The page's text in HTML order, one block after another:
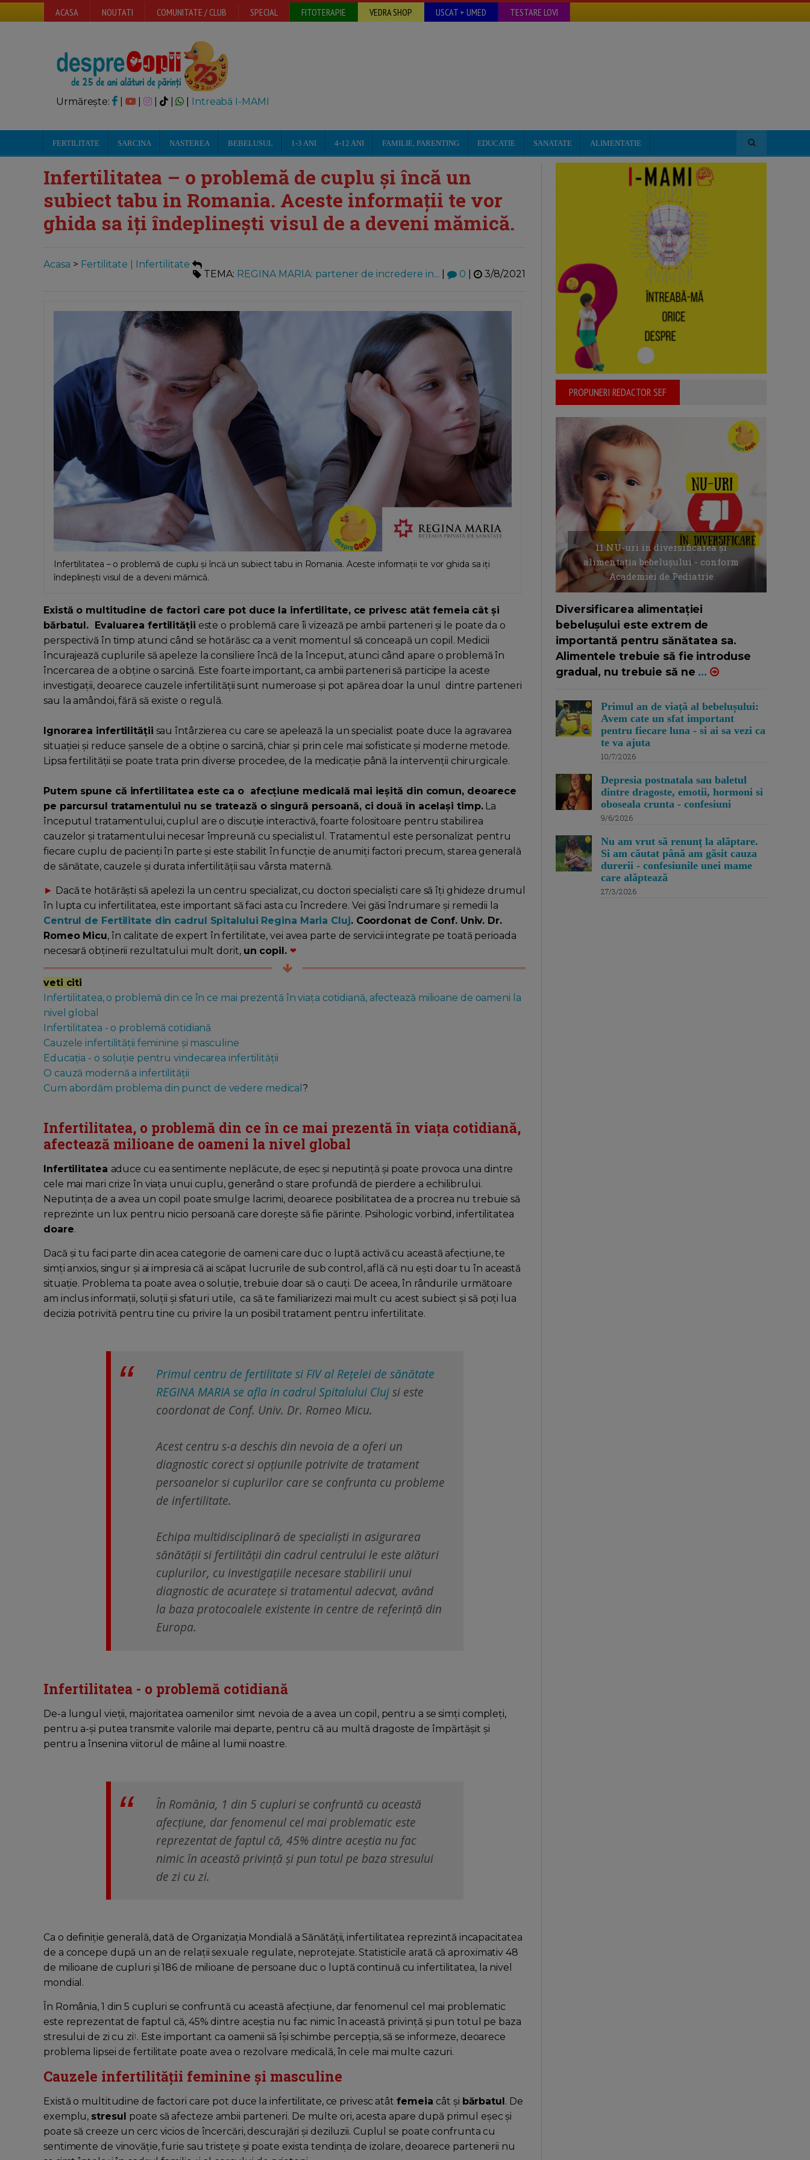
ACASA NOUTATI COMUNITATE / CLUB SPECIAL FITOTERAPIE VEDRA SHOP USCAT + UMED TESTARE LOVI
Urmărește: | | Intreabă I-MAMI
FERTILITATE SARCINA NASTEREA BEBELUSUL 1-3 ANI 4-12 ANI FAMILIE, PARENTING EDUCATIE SANATATE ALIMENTATIE
Infertilitatea – o problemă de cuplu și încă un
subiect tabu in Romania. Aceste informații te vor
ghida sa iți îndeplinești visul de a deveni mămică.
Acasa > Fertilitate | Infertilitate
TEMA: REGINA MARIA: partener de incredere in... 0 3/8/2021
Infertilitatea – o problemă de cuplu și încă un subiect tabu in Romania. Aceste informații te vor ghida sa iți
îndeplinești visul de a deveni mămică.
Există o multitudine de factori care pot duce la infertilitate, ce privesc atât femeia cât și
bărbatul.
Evaluarea fertilității este o problemă care îi vizează pe ambii parteneri și le poate da o
perspectivă în timp atunci când se hotărăsc ca a venit momentul să conceapă un copil. Medicii
încurajează cuplurile să apeleze la consiliere încă de la început, atunci când apare o problemă în
încercarea de a obține o sarcină. Este foarte important, ca ambii parteneri să participe la aceste
investigații, deoarece cauzele infertilității sunt numeroase și pot apărea doar la unul dintre parteneri
sau la amândoi, fără să existe o regulă.
Ignorarea infertilității sau întârzierea cu care se apelează la un specialist poate duce la agravarea
situației și reduce șansele de a obține o sarcină, chiar și prin cele mai sofisticate și moderne metode.
Lipsa fertilității se poate trata prin diverse procedee, de la medicație până la intervenții chirurgicale.
Putem spune că infertilitatea este ca o afecțiune medicală mai ieșită din comun, deoarece
pe parcursul tratamentului nu se tratează o singură persoană, ci două în același timp.La
începutul tratamentului, cuplul are o discuție interactivă, foarte folositoare pentru stabilirea
cauzelor și tratamentului necesar împreună cu specialistul. Tratamentul este personalizat pentru
fiecare cuplu de pacienți în parte și este stabilit în funcție de anumiți factori precum, starea generală
de sănătate, cauzele și durata infertilității sau vârsta maternă.
► Dacă te hotărăști să apelezi la un centru specializat, cu doctori specialiști care să îți ghideze drumul
în lupta cu infertilitatea, este important să faci asta cu încredere. Vei găsi îndrumare și remedii la
Centrul de Fertilitate din cadrul Spitalului Regina Maria Cluj. Coordonat de Conf. Univ. Dr.
Romeo Micu, în calitate de expert în fertilitate, vei avea parte de servicii integrate pe toată perioada
necesară obținerii rezultatului mult dorit, un copil. ❤
veti citi
Infertilitatea, o problemă din ce în ce mai prezentă în viața cotidiană, afectează milioane de oameni la
nivel global
Infertilitatea - o problemă cotidiană
Cauzele infertilității feminine și masculine
Educația - o soluție pentru vindecarea infertilității
O cauză modernă a infertilității
Cum abordăm problema din punct de vedere medical?
Infertilitatea, o problemă din ce în ce mai prezentă în viața cotidiană,
afectează milioane de oameni la nivel global
Infertilitatea aduce cu ea sentimente neplăcute, de eșec și neputință și poate provoca una dintre
cele mai mari crize în viața unui cuplu, generând o stare profundă de pierdere a echilibrului.
Neputința de a avea un copil poate smulge lacrimi, deoarece posibilitatea de a procrea nu trebuie să
reprezinte un lux pentru nicio persoană care dorește să fie părinte. Psihologic vorbind, infertilitatea
doare.
Dacă și tu faci parte din acea categorie de oameni care duc o luptă activă cu această afecțiune, te
simți anxios, singur și ai impresia că ai scăpat lucrurile de sub control, află că nu ești doar tu în această
situație. Problema ta poate avea o soluție, trebuie doar să o cauți. De aceea, în rândurile următoare
am inclus informații, soluții și sfaturi utile, ca să te familiarizezi mai mult cu acest subiect și să poți lua
decizia potrivită pentru tine cu privire la un posibil tratament pentru infertilitate.
Primul centru de fertilitate si FIV al Rețelei de sănătate
REGINA MARIA se afla in cadrul Spitalului Clujsi este
coordonat de Conf. Univ. Dr. Romeo Micu.
Acest centru s-a deschis din nevoia de a oferi un
diagnostic corect si opțiunile potrivite de tratament
persoanelor si cuplurilor care se confrunta cu probleme
de infertilitate.
Echipa multidisciplinară de specialiști in asigurarea
sănătății si fertilității din cadrul centrului le este alături
cuplurilor, cu investigațiile necesare stabilirii unui
diagnostic de acuratețe si tratamentul adecvat, având
la baza protocoalele existente in centre de referință din
Europa.
Infertilitatea - o problemă cotidiană
De-a lungul vieții, majoritatea oamenilor simt nevoia de a avea un copil, pentru a se simți compleți,
pentru a-și putea transmite valorile mai departe, pentru că au multă dragoste de împărtășit și
pentru a însenina viitorul de mâine al lumii noastre.
În România, 1 din 5 cupluri se confruntă cu această
afecțiune, dar fenomenul cel mai problematic este
reprezentat de faptul că, 45% dintre aceștia nu fac
nimic în această privință și pun totul pe baza stresului
de zi cu zi.
Ca o definiție generală, dată de Organizația Mondială a Sănătății, infertilitatea reprezintă incapacitatea
de a concepe după un an de relații sexuale regulate, neprotejate. Statisticile arată că aproximativ 48
de milioane de cupluri și 186 de milioane de persoane duc o luptă continuă cu infertilitatea, la nivel
mondial.
În România, 1 din 5 cupluri se confruntă cu această afecțiune, dar fenomenul cel mai problematic
este reprezentat de faptul că, 45% dintre aceștia nu fac nimic în această privință și pun totul pe baza
stresului de zi cu zi1. Este important ca oamenii să își schimbe percepția, să se informeze, deoarece
problema lipsei de fertilitate poate avea o rezolvare medicală, în cele mai multe cazuri.
Cauzele infertilității feminine și masculine
Există o multitudine de factori care pot duce la infertilitate, ce privesc atât femeia cât și bărbatul. De
exemplu, stresul poate să afecteze ambii parteneri. De multe ori, acesta apare după primul eșec și
poate să creeze un cerc vicios de încercări, descurajări și deziluzii. Cuplul se poate confrunta cu
sentimente de vinovăție, furie sau tristețe și poate exista tendința de izolare, deoarece partenerii nu
PROPUNERI REDACTOR SEF
11 NU-uri in diversificarea și
alimentația bebelușului - conform
Academiei de Pediatrie
Diversificarea alimentației
bebelușului este extrem de
importantă pentru sănătatea sa.
Alimentele trebuie să fie introduse
gradual, nu trebuie să ne ...
Primul an de viață al bebelușului:
Avem cate un sfat important
pentru fiecare luna - si ai sa vezi ca
te va ajuta
10/7/2026
Depresia postnatala sau baletul
dintre dragoste, emotii, hormoni si
oboseala crunta - confesiuni
9/6/2026
Nu am vrut să renunț la alăptare.
Si am căutat până am găsit cauza
durerii - confesiunile unei mame
care alăptează
27/3/2026